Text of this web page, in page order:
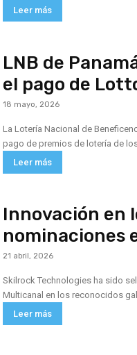
Leer más
LNB de
el pago de
18 mayo, 2026
La Lotería Nacional de
pago de premios de lotería de
Leer más
Innovación en
nominaciones
21 abril, 2026
Skilrock Technologies ha sido
Multicanal en los reconocidos
Leer más